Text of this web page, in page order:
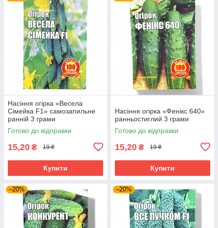
Насіння огірка «Весела
Сімейка F1» самозапильне
ранній 3 грами
Готово до відправки
15,20 ₴ 19 ₴
Купити
Насіння огірка «Фенікс 640»
ранньостиглий 3 грами
Готово до відправки
15,20 ₴ 19 ₴
Купити
–20% –20%